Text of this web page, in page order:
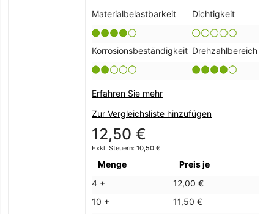
Materialbelastbarkeit
Dichtigkeit
Korrosionsbeständigkeit Drehzahlbereich
Erfahren Sie mehr
Zur Vergleichsliste hinzufügen
12,50 €
10,50 €
Menge
Preis je
4 +
12,00 €
10 +
11,50 €